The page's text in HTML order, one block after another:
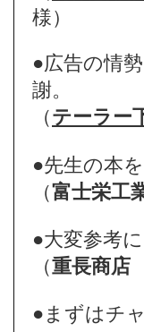
様）
●広告の情
謝。
（テーラー
●先生の本
（富士栄工
●大変参考
（重長商店
●まずはチ